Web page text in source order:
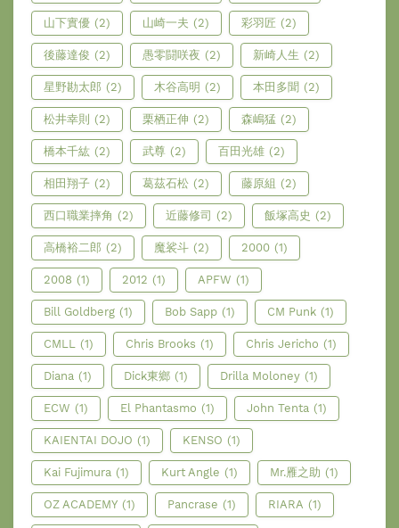
山下實優 (2) 山崎一夫 (2) 彩羽匠 (2)
後藤達俊 (2) 愚零闘咲夜 (2) 新崎人生 (2)
星野勘太郎 (2) 木谷高明 (2) 本田多聞 (2)
松井幸則 (2) 栗栖正伸 (2) 森嶋猛 (2)
橋本千紘 (2) 武尊 (2) 百田光雄 (2)
相田翔子 (2) 葛茲石松 (2) 藤原組 (2)
西口職業摔角 (2) 近藤修司 (2) 飯塚高史 (2)
高橋裕二郎 (2) 魔裟斗 (2) 2000 (1)
2008 (1) 2012 (1) APFW (1)
Bill Goldberg (1) Bob Sapp (1) CM Punk (1)
CMLL (1) Chris Brooks (1) Chris Jericho (1)
Diana (1) Dick東鄉 (1) Drilla Moloney (1)
ECW (1) El Phantasmo (1) John Tenta (1)
KAIENTAI DOJO (1) KENSO (1)
Kai Fujimura (1) Kurt Angle (1) Mr.雁之助 (1)
OZ ACADEMY (1) Pancrase (1) RIARA (1)